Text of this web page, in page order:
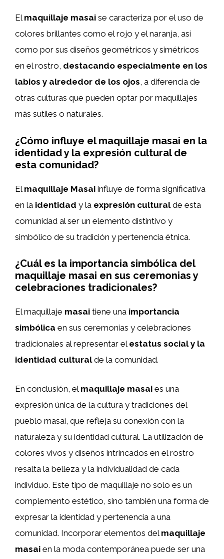
El maquillaje masai se caracteriza por el uso de
colores brillantes como el rojo y el naranja, así
como por sus diseños geométricos y simétricos
en el rostro, destacando especialmente en los
labios y alrededor de los ojos, a diferencia de
otras culturas que pueden optar por maquillajes
más sutiles o naturales.
¿Cómo influye el maquillaje masai en la
identidad y la expresión cultural de
esta comunidad?
El maquillaje Masai influye de forma significativa
en la identidad y la expresión culturalde esta
comunidad al ser un elemento distintivo y
simbólico de su tradición y pertenencia étnica.
¿Cuál es la importancia simbólica del
maquillaje masai en sus ceremonias y
celebraciones tradicionales?
El maquillaje masai tiene una importancia
simbólica en sus ceremonias y celebraciones
tradicionales al representar el estatus social y la
identidad culturalde la comunidad.
En conclusión, el maquillaje masai es una
expresión única de la cultura y tradiciones del
pueblo masai, que refleja su conexión con la
naturaleza y su identidad cultural. La utilización de
colores vivos y diseños intrincados en el rostro
resalta la belleza y la individualidad de cada
individuo. Este tipo de maquillaje no solo es un
complemento estético, sino también una forma de
expresar la identidad y pertenencia a una
comunidad. Incorporar elementos del maquillaje
masai en la moda contemporánea puede ser una